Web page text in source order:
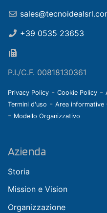
+39 0535 23653
P.I./C.F. 00818130361
Privacy Policy - Cookie Policy -
Termini d'uso - Area informative
- Modello Organizzativo
Azienda
Storia
Mission e Vision
Organizzazione